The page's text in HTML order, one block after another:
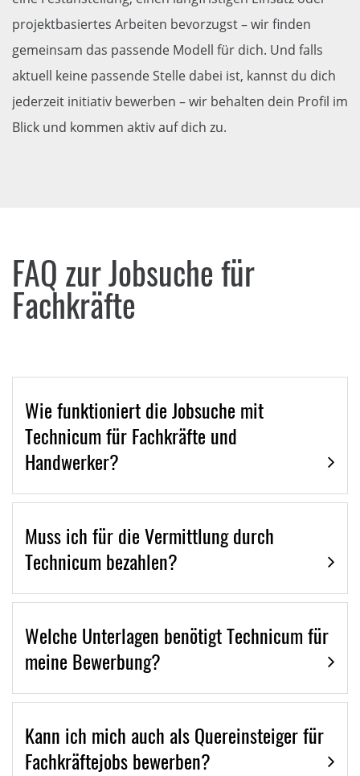
projektbasiertes Arbeiten bevorzugst – wir finden
gemeinsam das passende Modell für dich. Und falls
aktuell keine passende Stelle dabei ist, kannst du dich
jederzeit initiativ bewerben – wir behalten dein Profil im
Blick und kommen aktiv auf dich zu.
FAQ zur Jobsuche für
Fachkräfte
Wie funktioniert die Jobsuche mit
Technicum für Fachkräfte und
Handwerker?
Muss ich für die Vermittlung durch
Technicum bezahlen?
Welche Unterlagen benötigt Technicum für
meine Bewerbung?
Kann ich mich auch als Quereinsteiger für
Fachkräftejobs bewerben?